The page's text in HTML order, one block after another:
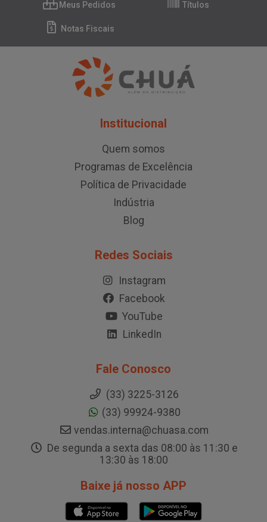
Meus Pedidos Títulos
Notas Fiscais
Institucional
Quem somos
Programas de Excelência
Política de Privacidade
Indústria
Blog
Redes Sociais
Instagram
Facebook
YouTube
LinkedIn
Fale Conosco
(33) 3225-3126
(33) 99924-9380
vendas.interna@chuasa.com
De segunda a sexta das 08:00 às 11:30 e
13:30 às 18:00
Baixe já nosso APP